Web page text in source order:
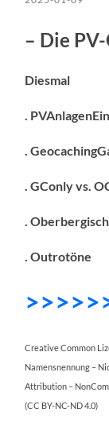
– Die
Diesmal
.
.
. GConly vs.
.
. Outrotöne
Creative Common
Namensnennung –
Attribution –
(CC BY-NC-ND 4.0)